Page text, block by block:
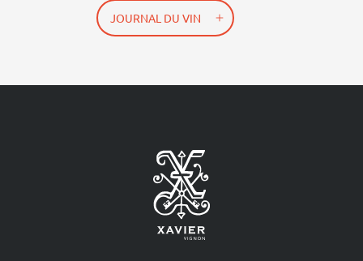
JOURNAL DU VIN